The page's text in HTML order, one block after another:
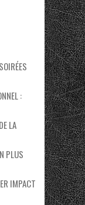
:
LA
PLUS
IMPACT